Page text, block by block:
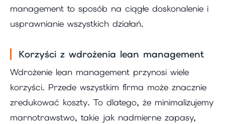
management to sposób na ciągłe doskonalenie i
usprawnianie wszystkich działań.
Korzyści z wdrożenia lean management
Wdrożenie lean management przynosi wiele
korzyści. Przede wszystkim firma może znacznie
zredukować koszty. To dlatego, że minimalizujemy
marnotrawstwo, takie jak nadmierne zapasy,